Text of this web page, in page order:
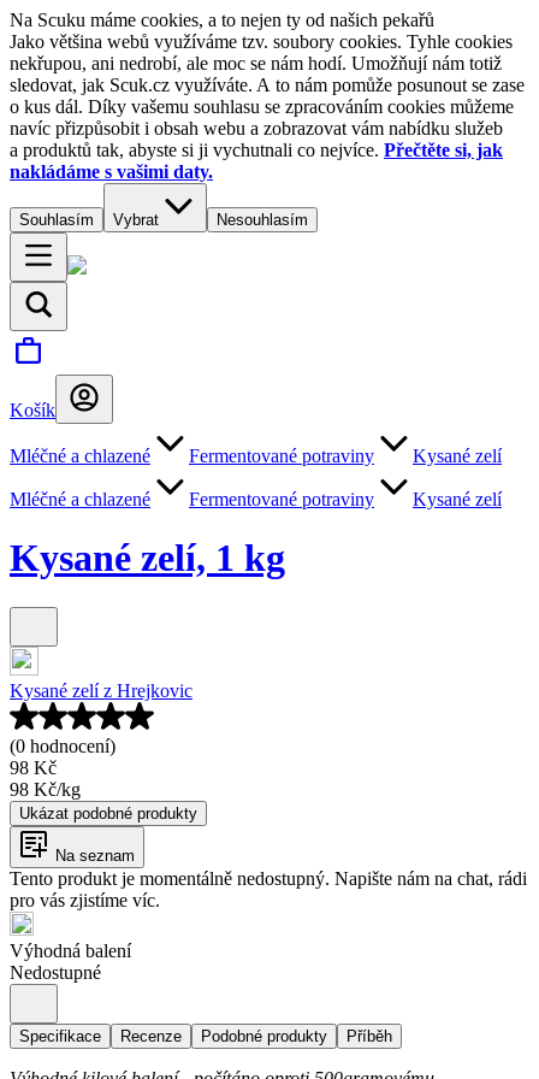
Na Scuku máme cookies, a to nejen ty od našich pekařů
Jako většina webů využíváme tzv. soubory cookies. Tyhle cookies
nekřupou, ani nedrobí, ale moc se nám hodí. Umožňují nám totiž
sledovat, jak Scuk.cz využíváte. A to nám pomůže posunout se zase
o kus dál. Díky vašemu souhlasu se zpracováním cookies můžeme
navíc přizpůsobit i obsah webu a zobrazovat vám nabídku služeb
a produktů tak, abyste si ji vychutnali co nejvíce. Přečtěte si, jak
nakládáme s vašimi daty.
Souhlasím Vybrat Nesouhlasím
Košík
Mléčné a chlazené Fermentované potraviny Kysané zelí
Mléčné a chlazené Fermentované potraviny Kysané zelí
Kysané zelí, 1 kg
Kysané zelí z Hrejkovic
(0 hodnocení)
98 Kč
98 Kč/kg
Ukázat podobné produkty
Na seznam
Tento produkt je momentálně nedostupný. Napište nám na chat, rádi
pro vás zjistíme víc.
Výhodná balení
Nedostupné
Specifikace Recenze Podobné produkty Příběh